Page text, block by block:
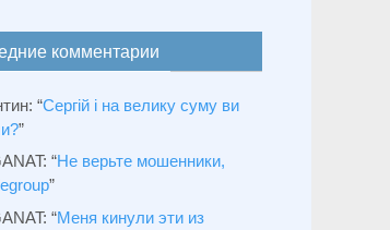
комментарии
: “Сергій і на велику суму ви
”
: “Не верьте мошенники,
”
: “Меня кинули эти из